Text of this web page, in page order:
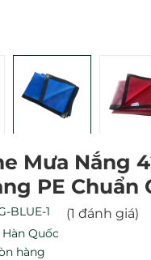
Mưa Nắng
PE Chuẩn
BLUE-1 (1 đánh giá)
Hàn Quốc
hàng